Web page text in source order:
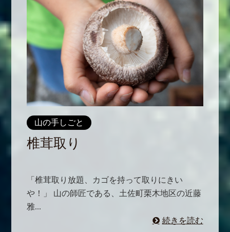
山の手しごと
椎茸取り
「椎茸取り放題、カゴを持って取りにきい
や！」 山の師匠である、土佐町栗木地区の近藤
雅...
続きを読む